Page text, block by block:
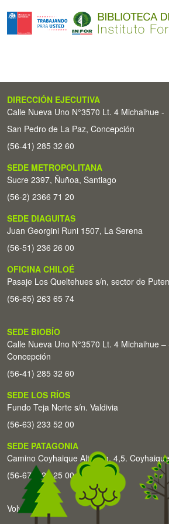
DIRECCIÓN EJECUTIVA
Calle Nueva Uno N°3570 Lt. 4 Michaihue -
San Pedro de La Paz, Concepción
(56-41) 285 32 60
SEDE METROPOLITANA
Sucre 2397, Ñuñoa, Santiago
(56-2) 2366 71 20
SEDE DIAGUITAS
Juan Georgini Runi 1507, La Serena
(56-51) 236 26 00
OFICINA CHILOÉ
Pasaje Los Queltehues s/n, sector de
(56-65) 263 65 74
SEDE BIOBÍO
Calle Nueva Uno N°3570 Lt. 4 Michaihue
Concepción
(56-41) 285 32 60
SEDE LOS RÍOS
Fundo Teja Norte s/n. Valdivia
(56-63) 233 52 00
SEDE PATAGONIA
Camino Coyhaique Alto Km. 4,5. Coyhaique
(56-67) 226 25 00
Volver arriba